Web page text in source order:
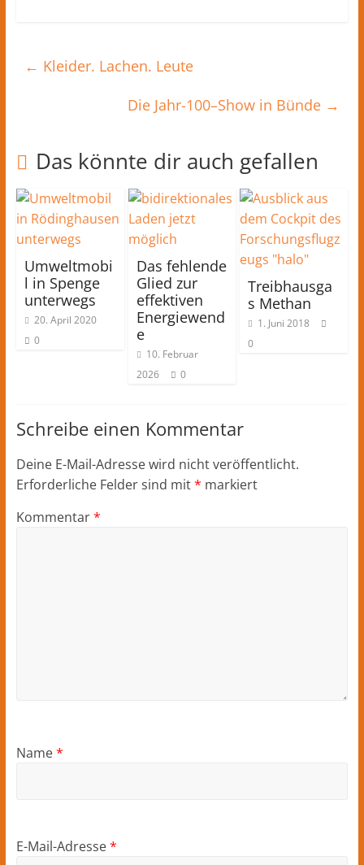
← Kleider. Lachen. Leute
Die Jahr-100–Show in Bünde →
Das könnte dir auch gefallen
Umweltmobi
l in Spenge
unterwegs
20. April 2020
0
Das fehlende
Glied zur
effektiven
Energiewend
e
10. Februar
2026
0
Treibhausga
s Methan
1. Juni 2018
0
Schreibe einen Kommentar
Deine E-Mail-Adresse wird nicht veröffentlicht.
Erforderliche Felder sind mit* markiert
Kommentar*
Name*
E-Mail-Adresse*